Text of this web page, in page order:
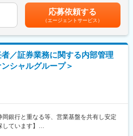
しても融資を可能にしています。
後在籍しております。
を中心に幅広い層が活躍中。
途入社です。多様な人材が活躍しており、
ップ研修/グループ関連会社研修等、幅広い
おります。
ループと三井住友信託銀行が共同出資する
金融会社です。
および審査事務業務（審査判断を含む）
員からのエスカレーション対応、業務管
応等）
査担当ではなく、住宅ローン審査業務の
として活躍いただくことを期待していま
し
・高度化
改定：年1回（4月）賃金はあくまでも目安
通じて上下する可能性があります。月給(月
表記です。
応募依頼する
（エージェントサービス）
者／証券業務に関する内部管理
シャルグループ＞
岡銀行と重なる等、営業基盤を共有し安定
ています】